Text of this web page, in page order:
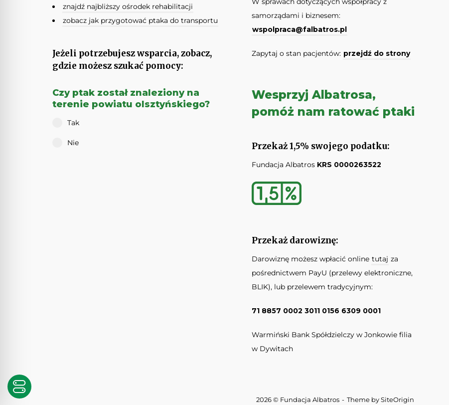
znajdź najbliższy ośrodek rehabilitacji
zobacz jak przygotować ptaka do transportu
Jeżeli potrzebujesz wsparcia, zobacz,
gdzie możesz szukać pomocy:
Czy ptak został znaleziony na
terenie powiatu olsztyńskiego?
Tak
Nie
samorządami i biznesem:
wspolpraca@falbatros.pl
Zapytaj o stan pacjentów: przejdź do strony
Wesprzyj Albatrosa,
pomóż nam ratować ptaki
Przekaż 1,5% swojego podatku:
Fundacja Albatros KRS 0000263522
Przekaż darowiznę:
Darowiznę możesz wpłacić online tutaj za
pośrednictwem PayU (przelewy elektroniczne,
BLIK), lub przelewem tradycyjnym:
71 8857 0002 3011 0156 6309 0001
Warmiński Bank Spółdzielczy w Jonkowie filia
w Dywitach
2026 © Fundacja Albatros Theme bySiteOrigin